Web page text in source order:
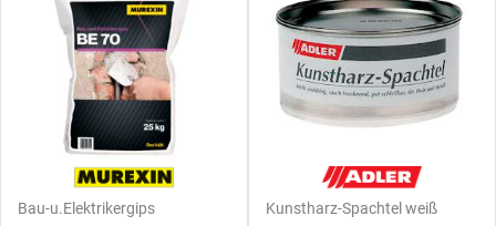
Bau-u.Elektrikergips Kunstharz-Spachtel weiß